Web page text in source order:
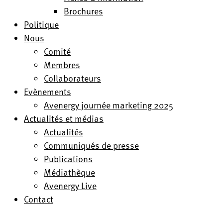
Brochures
Politique
Nous
Comité
Membres
Collaborateurs
Evènements
Avenergy journée marketing 2025
Actualités et médias
Actualités
Communiqués de presse
Publications
Médiathèque
Avenergy Live
Contact